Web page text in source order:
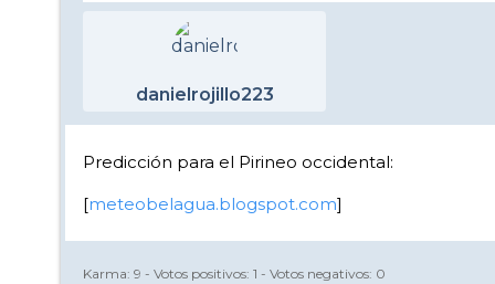
danielrojillo223
Predicción para el Pirineo occidental:
[meteobelagua.blogspot.com]
Karma: 9 - Votos positivos: 1 - Votos negativos: 0